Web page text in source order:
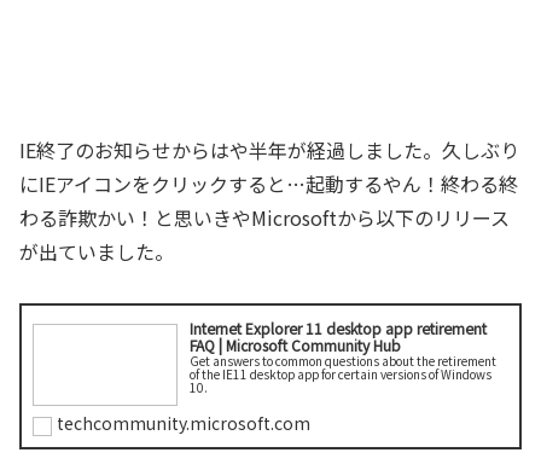
IE終了のお知らせからはや半年が経過しました。久しぶり
にIEアイコンをクリックすると…起動するやん！終わる終
わる詐欺かい！と思いきやMicrosoftから以下のリリース
が出ていました。
Internet Explorer 11 desktop app retirement
FAQ | Microsoft Community Hub
Get answers to common questions about the retirement
of the IE11 desktop app for certain versions of Windows
10.
techcommunity.microsoft.com